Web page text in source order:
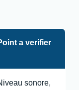
a verifier
sonore,